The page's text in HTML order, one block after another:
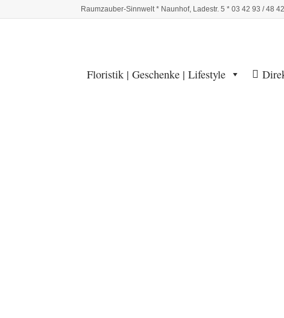
Raumzauber-Sinnwelt * Naunhof, Ladestr. 5 * 03 42 93 / 48
Floristik | Geschenke | Lifestyle